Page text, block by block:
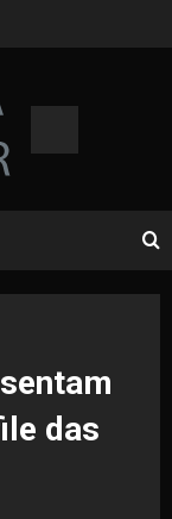
das